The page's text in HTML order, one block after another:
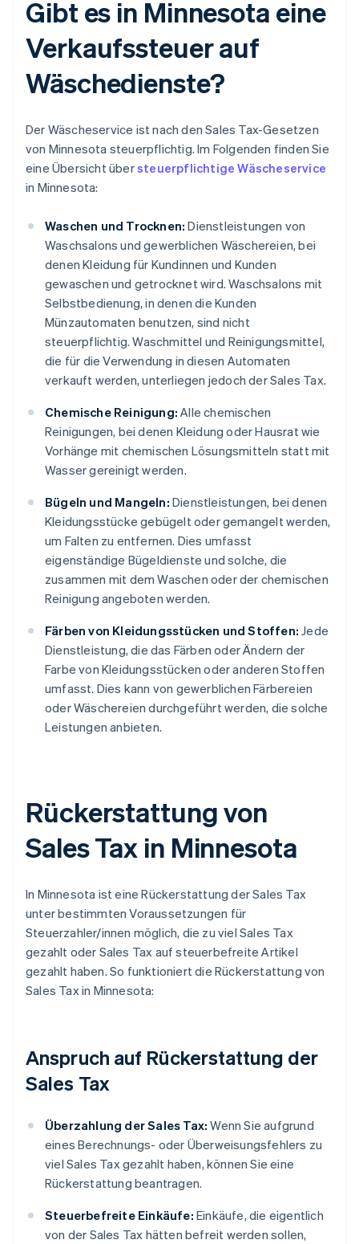
Gibt es in Minnesota eine
Verkaufssteuer auf
Wäschedienste?
Der Wäscheservice ist nach den Sales Tax-Gesetzen
von Minnesota steuerpflichtig. Im Folgenden finden Sie
eine Übersicht übersteuerpflichtige Wäscheservice
in Minnesota:
Waschen und Trocknen: Dienstleistungen von
Waschsalons und gewerblichen Wäschereien, bei
denen Kleidung für Kundinnen und Kunden
gewaschen und getrocknet wird. Waschsalons mit
Selbstbedienung, in denen die Kunden
Münzautomaten benutzen, sind nicht
steuerpflichtig. Waschmittel und Reinigungsmittel,
die für die Verwendung in diesen Automaten
verkauft werden, unterliegen jedoch der Sales Tax.
Chemische Reinigung: Alle chemischen
Reinigungen, bei denen Kleidung oder Hausrat wie
Vorhänge mit chemischen Lösungsmitteln statt mit
Wasser gereinigt werden.
Bügeln und Mangeln: Dienstleistungen, bei denen
Kleidungsstücke gebügelt oder gemangelt werden,
um Falten zu entfernen. Dies umfasst
eigenständige Bügeldienste und solche, die
zusammen mit dem Waschen oder der chemischen
Reinigung angeboten werden.
Färben von Kleidungsstücken und Stoffen: Jede
Dienstleistung, die das Färben oder Ändern der
Farbe von Kleidungsstücken oder anderen Stoffen
umfasst. Dies kann von gewerblichen Färbereien
oder Wäschereien durchgeführt werden, die solche
Leistungen anbieten.
Rückerstattung von
Sales Tax in Minnesota
In Minnesota ist eine Rückerstattung der Sales Tax
unter bestimmten Voraussetzungen für
Steuerzahler/innen möglich, die zu viel Sales Tax
gezahlt oder Sales Tax auf steuerbefreite Artikel
gezahlt haben. So funktioniert die Rückerstattung von
Sales Tax in Minnesota:
Anspruch auf Rückerstattung der
Sales Tax
Überzahlung der Sales Tax: Wenn Sie aufgrund
eines Berechnungs- oder Überweisungsfehlers zu
viel Sales Tax gezahlt haben, können Sie eine
Rückerstattung beantragen.
Steuerbefreite Einkäufe: Einkäufe, die eigentlich
von der Sales Tax hätten befreit werden sollen,